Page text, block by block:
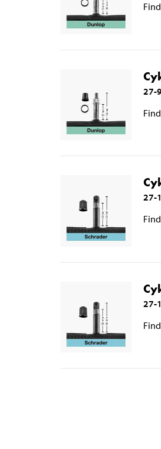
27-
27-
27-